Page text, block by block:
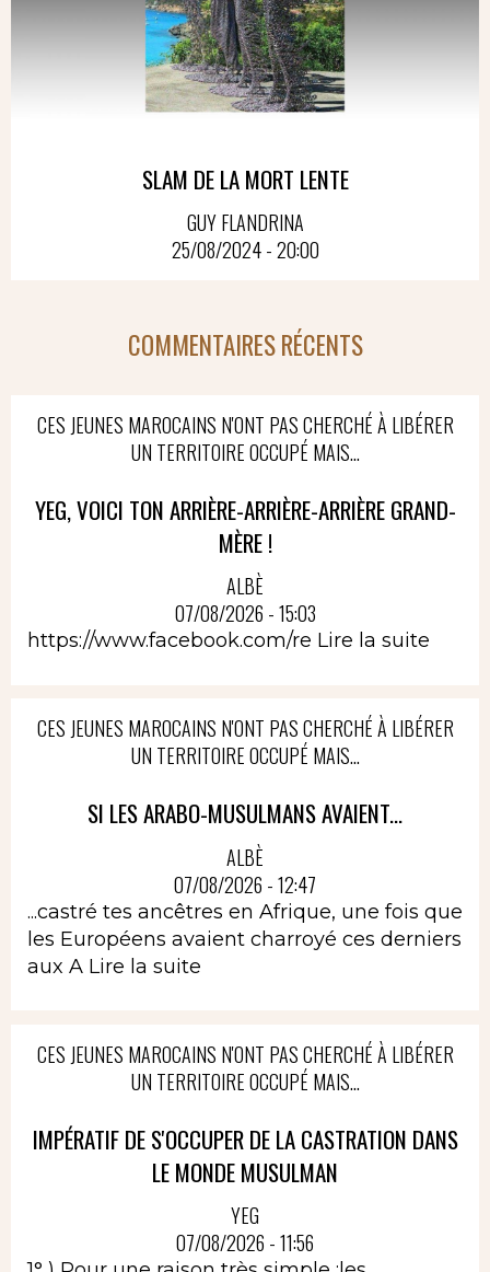
SLAM DE LA MORT LENTE
GUY FLANDRINA
25/08/2024 - 20:00
COMMENTAIRES RÉCENTS
CES JEUNES MAROCAINS N'ONT PAS CHERCHÉ À LIBÉRER
UN TERRITOIRE OCCUPÉ MAIS...
YEG, VOICI TON ARRIÈRE-ARRIÈRE-ARRIÈRE GRAND-
MÈRE !
ALBÈ
07/08/2026 - 15:03
https://www.facebook.com/re Lire la suite
CES JEUNES MAROCAINS N'ONT PAS CHERCHÉ À LIBÉRER
UN TERRITOIRE OCCUPÉ MAIS...
SI LES ARABO-MUSULMANS AVAIENT...
ALBÈ
07/08/2026 - 12:47
...castré tes ancêtres en Afrique, une fois que
les Européens avaient charroyé ces derniers
aux A Lire la suite
CES JEUNES MAROCAINS N'ONT PAS CHERCHÉ À LIBÉRER
UN TERRITOIRE OCCUPÉ MAIS...
IMPÉRATIF DE S'OCCUPER DE LA CASTRATION DANS
LE MONDE MUSULMAN
YEG
07/08/2026 - 11:56